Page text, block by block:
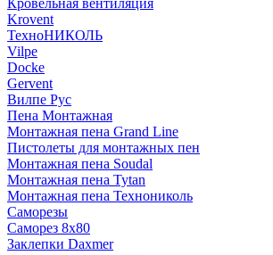
Кровельная вентиляция
Krovent
ТехноНИКОЛЬ
Vilpe
Docke
Gervent
Вилпе Рус
Пена Монтажнaя
Монтажная пена Grand Linе
Пистолеты для монтажных пен
Монтажная пена Soudal
Монтажная пена Tytan
Монтажная пена Технониколь
Саморезы
Саморез 8х80
Заклепки Daxmer